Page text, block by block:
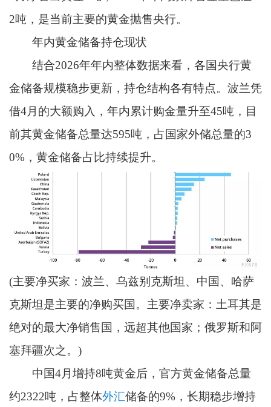
2吨，是当前主要的黄金抛售央行。
年内黄金储备持仓现状
结合2026年年内整体数据来看，各国央行黄
金储备规模稳步更新，持仓结构各有特点。波兰凭
借4月的大额购入，年内累计购金量升至45吨，目
前其黄金储备总量达595吨，占国家外储总量的3
0%，黄金储备占比持续提升。
(主要净买家：波兰、乌兹别克斯坦、中国、哈萨
克斯坦是主要的净购买国。主要净卖家：土耳其是
绝对的最大净销售国，远超其他国家；俄罗斯和阿
塞拜疆次之。)
中国4月增持8吨黄金后，官方黄金储备总量
约2322吨，占整体外汇储备的9%，长期稳步增持